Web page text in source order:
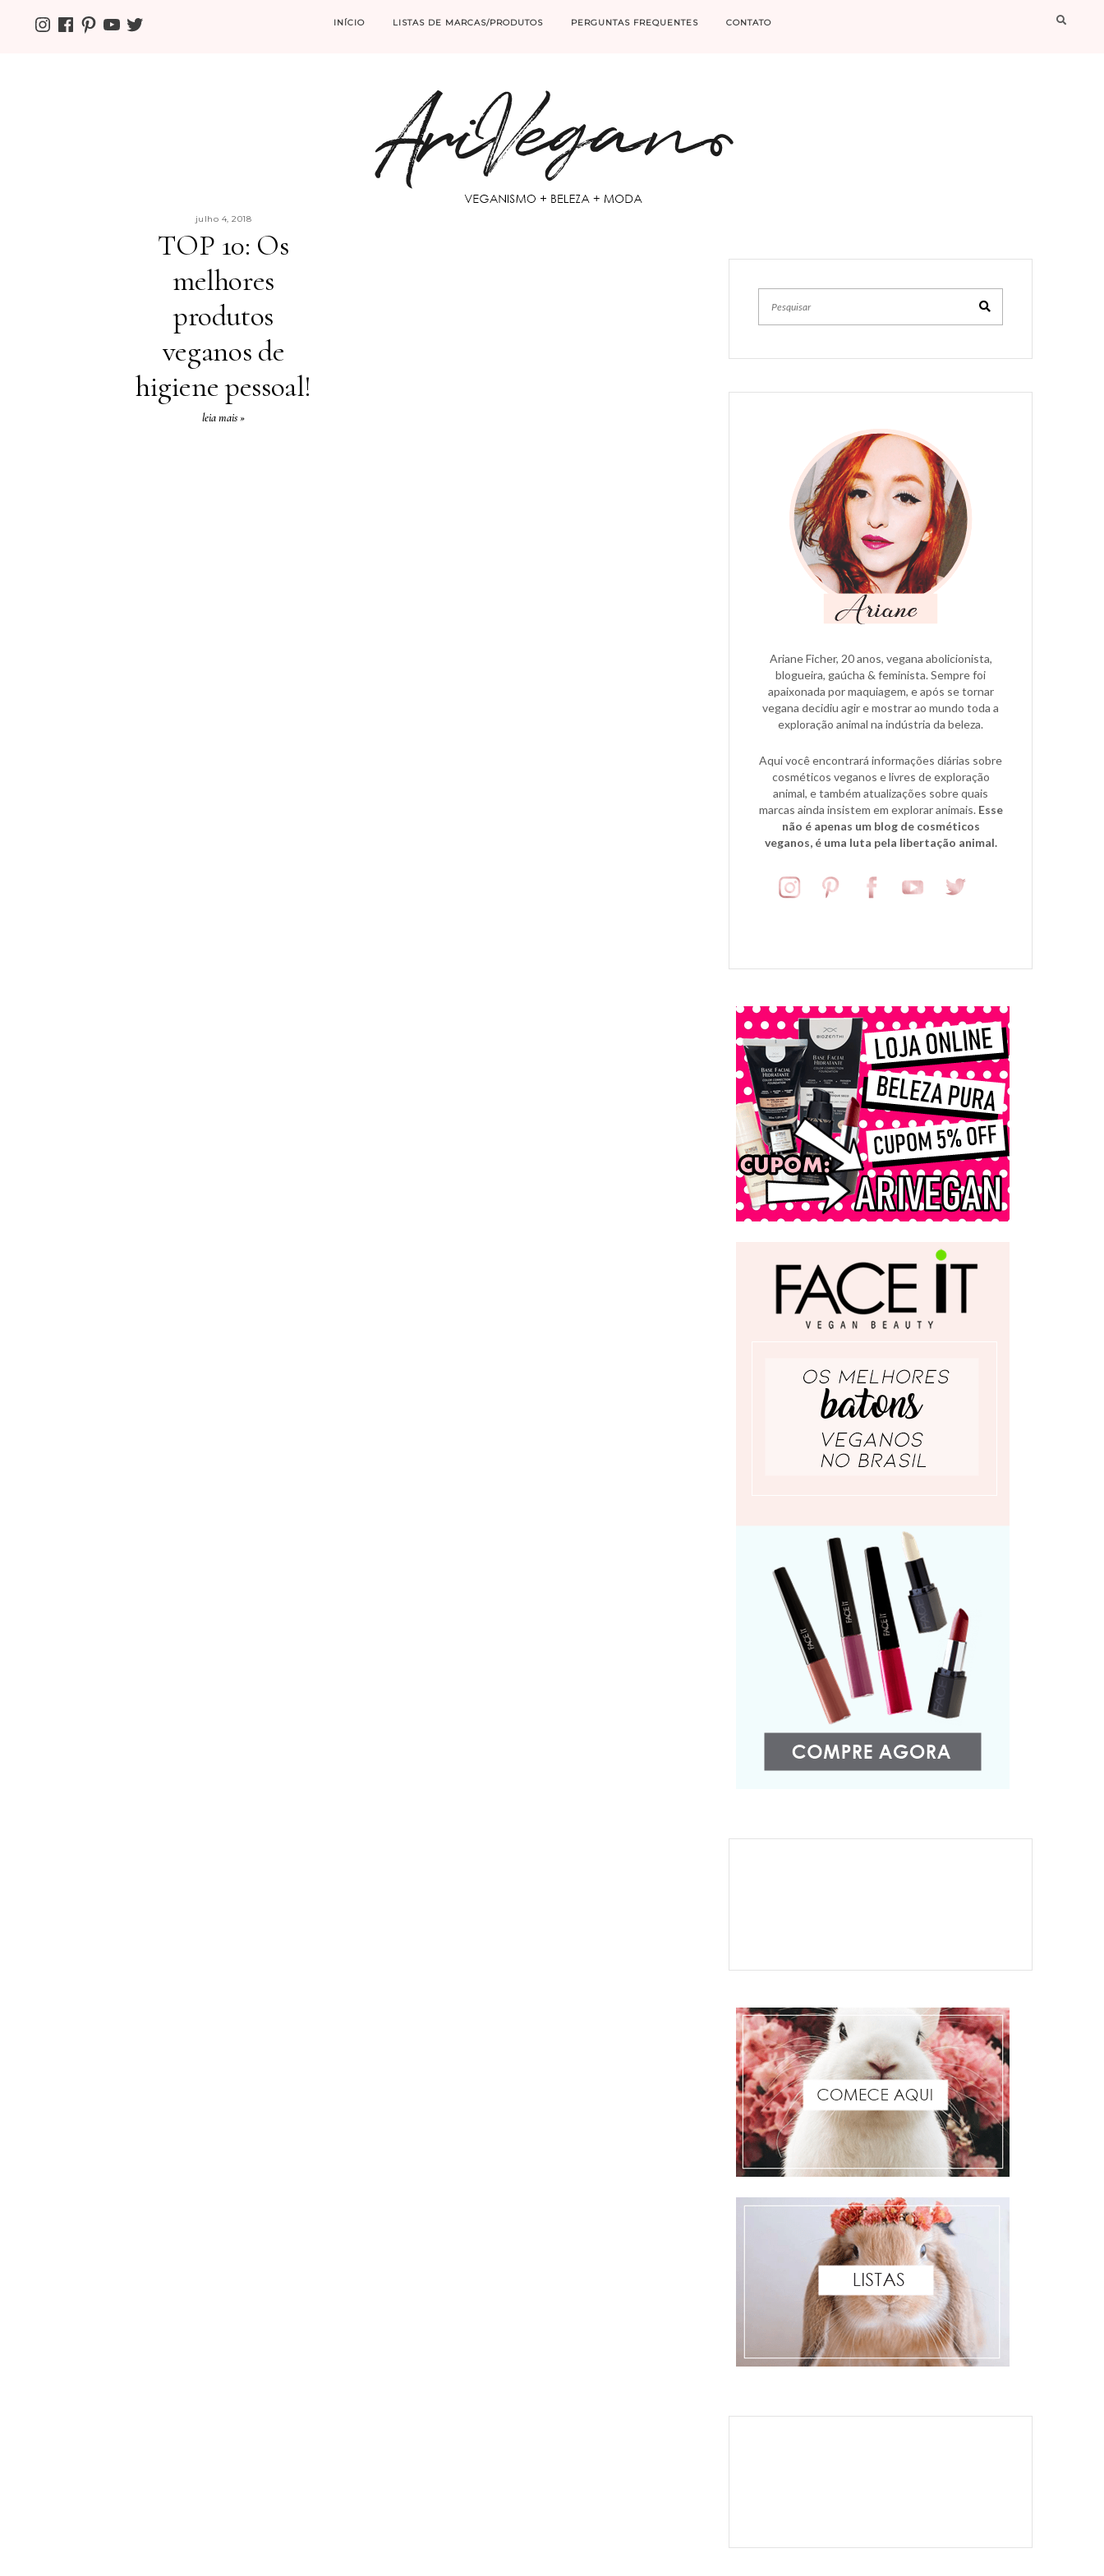
INSTAGRAM
FACEBOOK
PINTEREST
YOUTUBETWITTER INÍCIO LISTAS DE MARCAS/PRODUTOS PERGUNTAS FREQUENTES CONTATO
julho 4, 2018
TOP 10: Os
melhores
produtos
veganos de
higiene pessoal!
leia mais »
Ariane Ficher, 20 anos, vegana abolicionista,
blogueira, gaúcha & feminista. Sempre foi
apaixonada por maquiagem, e após se tornar
vegana decidiu agir e mostrar ao mundo toda a
exploração animal na indústria da beleza.
Aqui você encontrará informações diárias sobre
cosméticos veganos e livres de exploração
animal, e também atualizações sobre quais
marcas ainda insistem em explorar animais. Esse
não é apenas um blog de cosméticos
veganos, é uma luta pela libertação animal.